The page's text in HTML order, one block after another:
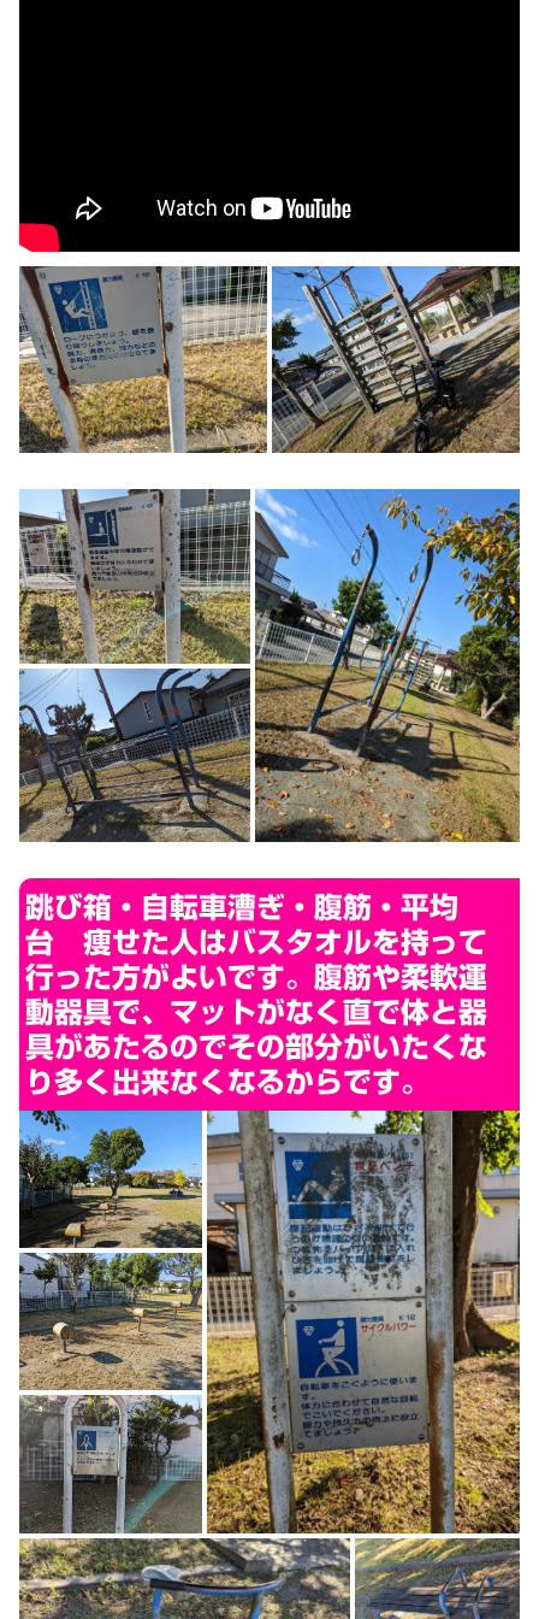
跳び箱・自転車漕ぎ・腹筋・平均
台 痩せた人はバスタオルを持って
行った方がよいです。腹筋や柔軟運
動器具で、マットがなく直で体と器
具があたるのでその部分がいたくな
り多く出来なくなるからです。